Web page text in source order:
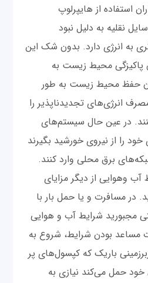
استفاده از هایپرلوپ
نقلیه به دلیل نبود
به انرژی دارد. بدون شک این
پاکیزگی محیط زیست به
حفظ محیط زیست به طور
انرژی‌های تجدیدناپذیر را
در عین حال سیستم‌های
خود را از نیروی خورشید بگیرند
برق محلی وارد کنند.
آب وهوایی از دیگر مزایای
در مسافرت و یا حمل بار با
مجبورید شرایط آب و هوایی
مساعد بودن شرایط، شروع به
باریک که کپسول‌های پر
خود حمل می‌کند نیازی به